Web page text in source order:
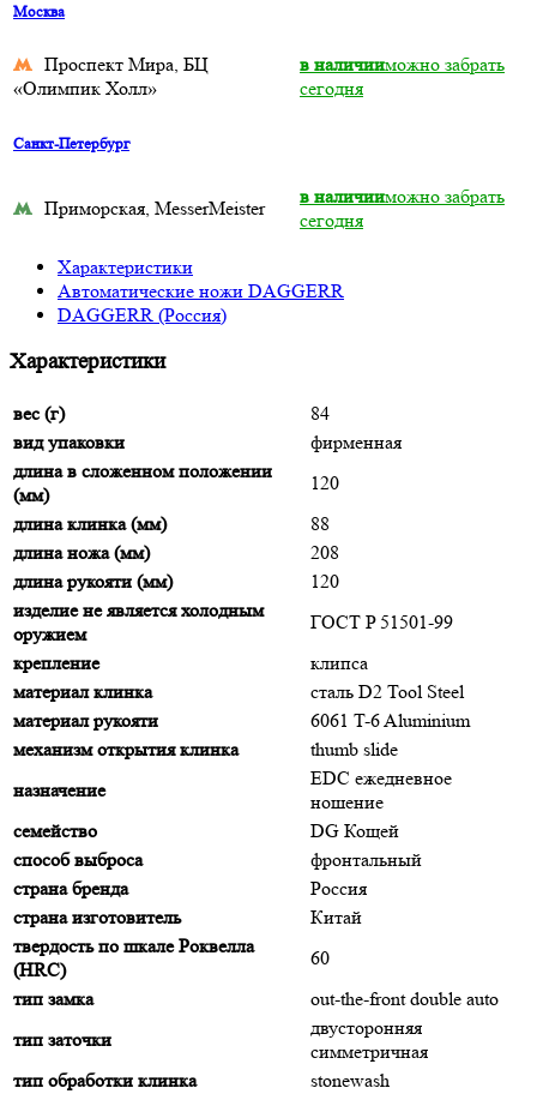
Москва
Проспект Мира, БЦ
«Олимпик Холл»
в наличииможно забрать
сегодня
Санкт-Петербург
Приморская, MesserMeister
в наличииможно забрать
сегодня
Характеристики
Автоматические ножи DAGGERR
DAGGERR (Россия)
Характеристики
вес (г)
84
вид упаковки
фирменная
длина в сложенном положении
(мм)
120
длина клинка (мм)
88
длина ножа (мм)
208
длина рукояти (мм)
120
изделие не является холодным
оружием
ГОСТ P 51501-99
крепление
клипса
материал клинка
сталь D2 Tool Steel
материал рукояти
6061 T-6 Aluminium
механизм открытия клинка
thumb slide
назначение
EDC ежедневное
ношение
семейство
DG Кощей
способ выброса
фронтальный
страна бренда
Россия
страна изготовитель
Китай
твердость по шкале Роквелла
(HRC)
60
тип замка
out-the-front double auto
тип заточки
двусторонняя
симметричная
тип обработки клинка
stonewash